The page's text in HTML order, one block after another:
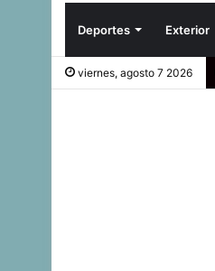
Deportes Exterior
viernes, agosto 7 2026